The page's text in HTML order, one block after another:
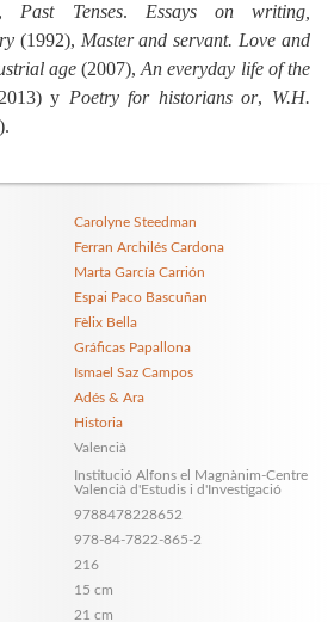
Past Tenses. Essays on writing,
(1992), Master and servant. Love and
age(2007),An everyday life of the
y Poetry for historians or, W.H.
Carolyne Steedman
Ferran Archilés Cardona
Marta García Carrión
Espai Paco Bascuñan
Fèlix Bella
Gráficas Papallona
Ismael Saz Campos
Adés & Ara
Historia
Valencià
Institució Alfons el Magnànim-Centre
Valencià d'Estudis i d'Investigació
9788478228652
978-84-7822-865-2
216
15 cm
21 cm